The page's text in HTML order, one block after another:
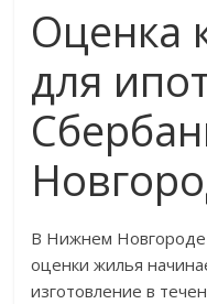
Оценка
для
В Нижнем Новгороде
оценки жилья
изготовление в